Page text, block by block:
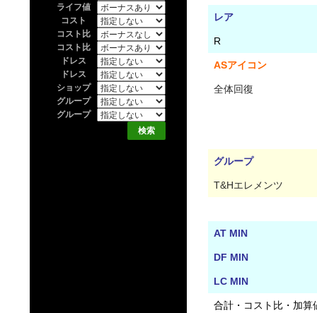
レア
R
ASアイコン
全体回復
グループ
T&Hエレメンツ
AT MIN
DF MIN
LC MIN
合計・コスト比・加算
ライフ値
コスト
コスト比
コスト比
ドレス
ドレス
ショップ
グループ
グループ